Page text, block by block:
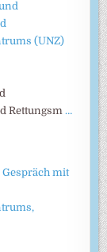
Rettungsm …